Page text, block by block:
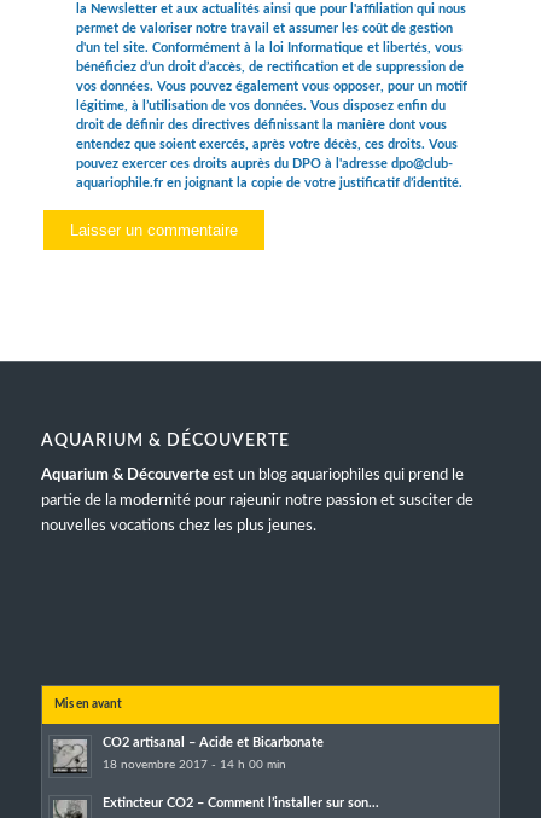
la Newsletter et aux actualités ainsi que pour l'affiliation qui nous
permet de valoriser notre travail et assumer les coût de gestion
d'un tel site. Conformément à la loi Informatique et libertés, vous
bénéficiez d’un droit d’accès, de rectification et de suppression de
vos données. Vous pouvez également vous opposer, pour un motif
légitime, à l’utilisation de vos données. Vous disposez enfin du
droit de définir des directives définissant la manière dont vous
entendez que soient exercés, après votre décès, ces droits. Vous
pouvez exercer ces droits auprès du DPO à l'adresse dpo@club-
aquariophile.fr en joignant la copie de votre justificatif d’identité.
AQUARIUM & DÉCOUVERTE
Aquarium & Découverteest un blog aquariophiles qui prend le
partie de la modernité pour rajeunir notre passion et susciter de
nouvelles vocations chez les plus jeunes.
Mis en avant
CO2 artisanal – Acide et Bicarbonate
18 novembre 2017 - 14 h 00 min
Extincteur CO2 – Comment l’installer sur son...